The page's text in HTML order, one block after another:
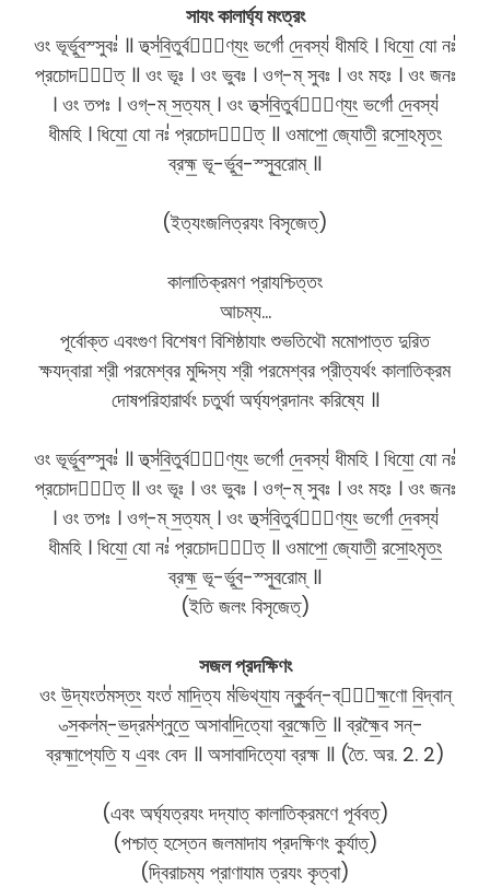
সাযং কালার্ঘ্য মংত্রং
ওং ভূর্ভুব॒স্সুবঃ॑ ॥ তথ্স॑বি॒তুর্বরে᳚ণ্যং॒ ভর্গো॑ দে॒বস্য॑ ধীমহি । ধিযো॒ যো নঃ॑
প্রচোদযা᳚ত্ ॥ ওং ভূঃ । ওং ভুবঃ । ওগ্-ম্ সুবঃ । ওং মহঃ । ওং জনঃ
। ওং তপঃ । ওগ্-ম্ স॒ত্যম্ । ওং তথ্স॑বি॒তুর্বরে᳚ণ্যং॒ ভর্গো॑ দে॒বস্য॑
ধীমহি । ধিযো॒ যো নঃ॑ প্রচোদযা᳚ত্ ॥ ওমাপো॒ জ্যোতী॒ রসো॒ঽমৃতং॒
ব্রহ্ম॒ ভূ-র্ভুব॒-স্সুব॒রোম্ ॥
(ইত্যংজলিত্রযং বিসৃজেত্)
কালাতিক্রমণ প্রাযশ্চিত্তং
আচম্য…
পূর্বোক্ত এবংগুণ বিশেষণ বিশিষ্ঠাযাং শুভতিথৌ মমোপাত্ত দুরিত
ক্ষযদ্বারা শ্রী পরমেশ্বর মুদ্দিস্য শ্রী পরমেশ্বর প্রীত্যর্থং কালাতিক্রম
দোষপরিহারার্থং চতুর্থা অর্ঘ্যপ্রদানং করিষ্যে ॥
ওং ভূর্ভুব॒স্সুবঃ॑ ॥ তথ্স॑বি॒তুর্বরে᳚ণ্যং॒ ভর্গো॑ দে॒বস্য॑ ধীমহি । ধিযো॒ যো নঃ॑
প্রচোদযা᳚ত্ ॥ ওং ভূঃ । ওং ভুবঃ । ওগ্-ম্ সুবঃ । ওং মহঃ । ওং জনঃ
। ওং তপঃ । ওগ্-ম্ স॒ত্যম্ । ওং তথ্স॑বি॒তুর্বরে᳚ণ্যং॒ ভর্গো॑ দে॒বস্য॑
ধীমহি । ধিযো॒ যো নঃ॑ প্রচোদযা᳚ত্ ॥ ওমাপো॒ জ্যোতী॒ রসো॒ঽমৃতং॒
ব্রহ্ম॒ ভূ-র্ভুব॒-স্সুব॒রোম্ ॥
(ইতি জলং বিসৃজেত্)
সজল প্রদক্ষিণং
ওং উ॒দ্যংত॑মস্তং॒ যংত॑ মাদি॒ত্য ম॑ভিথ্যা॒য ন্কু॒র্বন্-ব্রা᳚হ্ম॒ণো বি॒দ্বান্
ত্স॒কল॑ম্-ভ॒দ্রম॑শ্নুতে॒ অসাবা॑দি॒ত্যো ব্র॒হ্মেতি॒ ॥ ব্রহ্মৈ॒ব সন্-
ব্রহ্মা॒প্যেতি॒ য এ॒বং বেদ ॥ অসাবাদিত্যো ব্রহ্ম ॥ (তৈ. অর. 2. 2)
(এবং অর্ঘ্যত্রযং দদ্যাত্ কালাতিক্রমণে পূর্ববত্)
(পশ্চাত্ হস্তেন জলমাদায প্রদক্ষিণং কুর্যাত্)
(দ্বিরাচম্য প্রাণাযাম ত্রযং কৃত্বা)